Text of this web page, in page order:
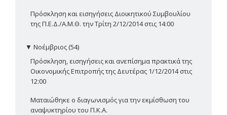
Πρόσκληση και εισηγήσεις Διοικητικού Συμβουλίου
της Π.Ε.Δ./Α.Μ.Θ. την Τρίτη 2/12/2014 στις 14:00
▼ Νοέμβριος (54)
Πρόσκληση, εισηγήσεις και ανεπίσημα πρακτικά της
Οικονομικής Επιτροπής της Δευτέρας 1/12/2014 στις
12:00
Ματαιώθηκε ο διαγωνισμός για την εκμίσθωση του
αναψυκτηρίου του Π.Κ.Α.